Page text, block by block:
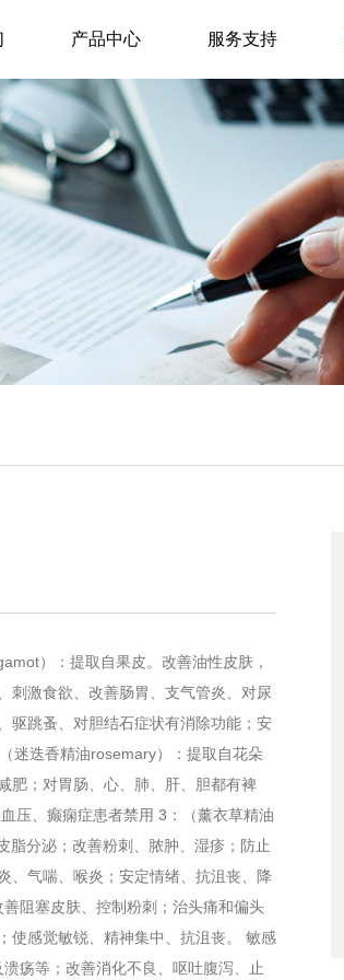
产品中心 服务支持
自果皮。改善油性皮肤，
刺激食欲、改善肠胃、支气管炎、对尿
驱跳蚤、对胆结石症状有消除功能；安
迷迭香精油rosemary）：提取自花朵
肥；对胃肠、心、肺、肝、胆都有裨
压、癫痫症患者禁用 3：（薰衣草精油
脂分泌；改善粉刺、脓肿、湿疹；防止
、气喘、喉炎；安定情绪、抗沮丧、降
阻塞皮肤、控制粉刺；治头痛和偏头
使感觉敏锐、精神集中、抗沮丧。 敏感
疡等；改善消化不良、呕吐腹泻、止